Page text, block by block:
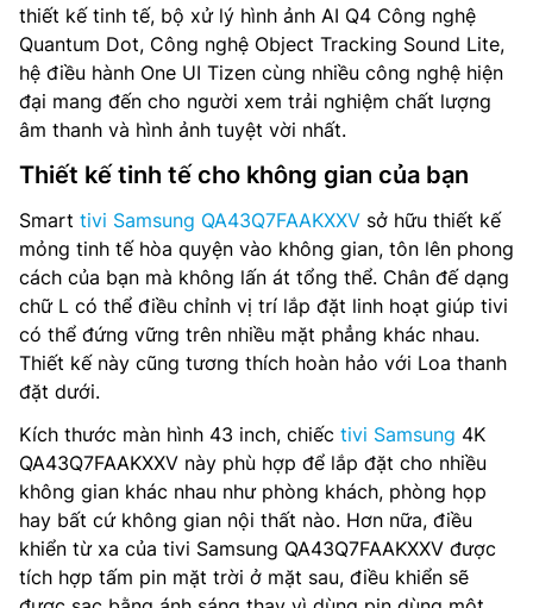
Bộ xử lý: AI Q4
Tổng công suất loa: 20W
Loại loa: 2CH
Tìm kiếm bằng giọng nói: Có
Multi Device Experience: Mobile to TV, TV initiate
mirroring, Sound Mirroring, Wireless TV On
Truyền thanh Kỹ thuật số: DVB-T2 (*VN: DVB-T2C)
Nguồn cấp điện: AC100-240V~ 50/60Hz
Kết nối: Wifi 5, Bluetooth, HDMI, USB, Anynet+ (HDMI-
CEC), Ethernet (LAN), HDMI Audio Return Channel, HDMI
(High Frame Rate), RF In (Terrestrial / Cable input)
Điều khiển từ xa: TM2360E
thiết kế tinh tế, bộ xử lý hình ảnh AI Q4 Công nghệ
Quantum Dot, Công nghệ Object Tracking Sound Lite,
hệ điều hành One UI Tizen cùng nhiều công nghệ hiện
đại mang đến cho người xem trải nghiệm chất lượng
âm thanh và hình ảnh tuyệt vời nhất.
Thiết kế tinh tế cho không gian của bạn
Smart tivi Samsung QA43Q7FAAKXXV sở hữu thiết kế
mỏng tinh tế hòa quyện vào không gian, tôn lên phong
cách của bạn mà không lấn át tổng thể. Chân đế dạng
chữ L có thể điều chỉnh vị trí lắp đặt linh hoạt giúp tivi
có thể đứng vững trên nhiều mặt phẳng khác nhau.
Thiết kế này cũng tương thích hoàn hảo với Loa thanh
đặt dưới.
Kích thước màn hình 43 inch, chiếc tivi Samsung 4K
QA43Q7FAAKXXV này phù hợp để lắp đặt cho nhiều
không gian khác nhau như phòng khách, phòng họp
hay bất cứ không gian nội thất nào. Hơn nữa, điều
khiển từ xa của tivi Samsung QA43Q7FAAKXXV được
tích hợp tấm pin mặt trời ở mặt sau, điều khiển sẽ